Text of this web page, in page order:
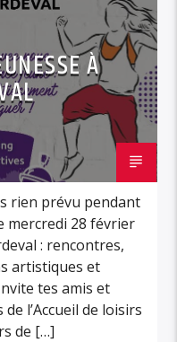
À
rien prévu pendant
mercredi 28 février
: rencontres,
artistiques et
tes amis et
l’Accueil de loisirs
de […]